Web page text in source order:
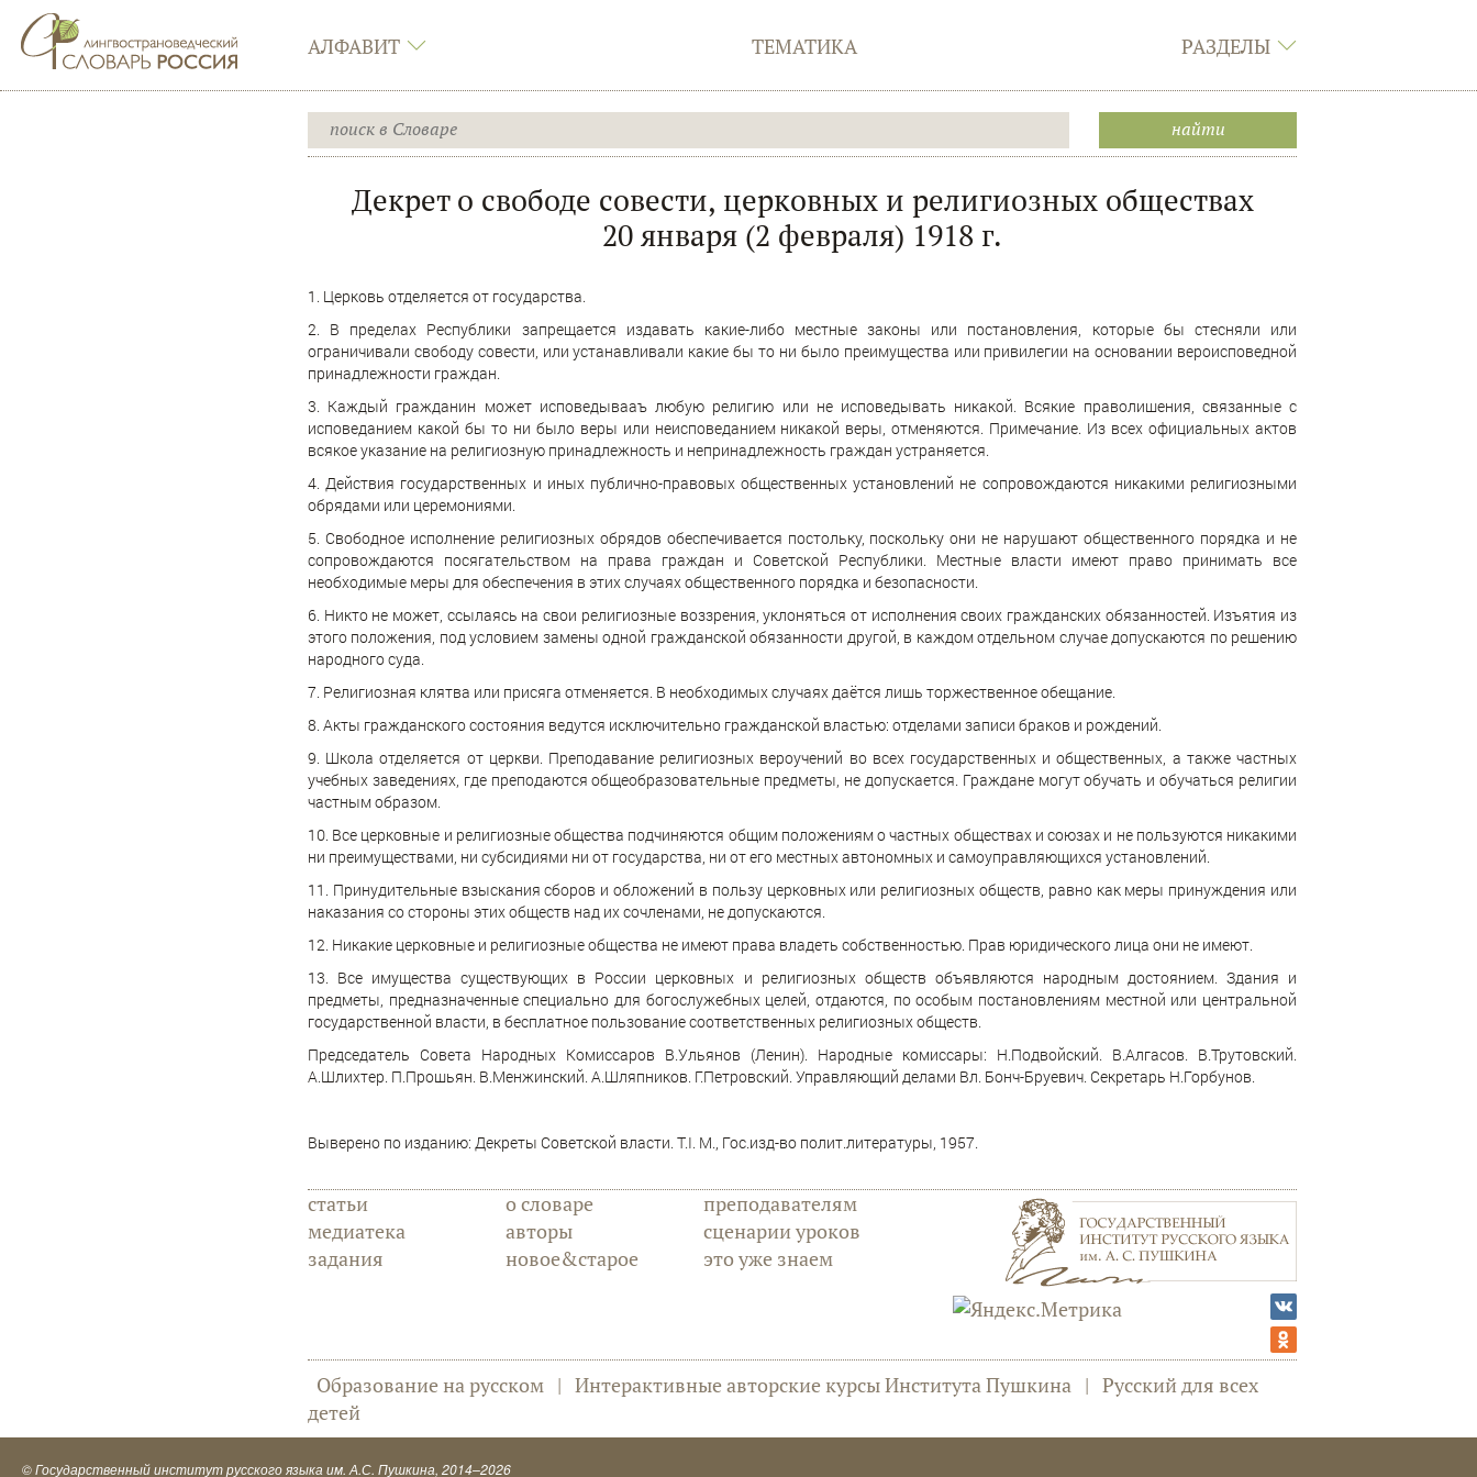
АЛФАВИТ ТЕМАТИКА РАЗДЕЛЫ
Декрет о свободе совести, церковных и религиозных обществах
20 января (2 февраля) 1918 г.
1. Церковь отделяется от государства.
2. В пределах Республики запрещается издавать какие-либо местные законы или постановления, которые бы стесняли или
ограничивали свободу совести, или устанавливали какие бы то ни было преимущества или привилегии на основании вероисповедной
принадлежности граждан.
3. Каждый гражданин может исповедывааъ любую религию или не исповедывать никакой. Всякие праволишения, связанные с
исповеданием какой бы то ни было веры или неисповеданием никакой веры, отменяются. Примечание. Из всех официальных актов
всякое указание на религиозную принадлежность и непринадлежность граждан устраняется.
4. Действия государственных и иных публично-правовых общественных установлений не сопровождаются никакими религиозными
обрядами или церемониями.
5. Свободное исполнение религиозных обрядов обеспечивается постольку, поскольку они не нарушают общественного порядка и не
сопровождаются посягательством на права граждан и Советской Республики. Местные власти имеют право принимать все
необходимые меры для обеспечения в этих случаях общественного порядка и безопасности.
6. Никто не может, ссылаясь на свои религиозные воззрения, уклоняться от исполнения своих гражданских обязанностей. Изъятия из
этого положения, под условием замены одной гражданской обязанности другой, в каждом отдельном случае допускаются по решению
народного суда.
7. Религиозная клятва или присяга отменяется. В необходимых случаях даётся лишь торжественное обещание.
8. Акты гражданского состояния ведутся исключительно гражданской властью: отделами записи браков и рождений.
9. Школа отделяется от церкви. Преподавание религиозных вероучений во всех государственных и общественных, а также частных
учебных заведениях, где преподаются общеобразовательные предметы, не допускается. Граждане могут обучать и обучаться религии
частным образом.
10. Все церковные и религиозные общества подчиняются общим положениям о частных обществах и союзах и не пользуются никакими
ни преимуществами, ни субсидиями ни от государства, ни от его местных автономных и самоуправляющихся установлений.
11. Принудительные взыскания сборов и обложений в пользу церковных или религиозных обществ, равно как меры принуждения или
наказания со стороны этих обществ над их сочленами, не допускаются.
12. Никакие церковные и религиозные общества не имеют права владеть собственностью. Прав юридического лица они не имеют.
13. Все имущества существующих в России церковных и религиозных обществ объявляются народным достоянием. Здания и
предметы, предназначенные специально для богослужебных целей, отдаются, по особым постановлениям местной или центральной
государственной власти, в бесплатное пользование соответственных религиозных обществ.
Председатель Совета Народных Комиссаров В.Ульянов (Ленин). Народные комиссары: Н.Подвойский. В.Алгасов. В.Трутовский.
А.Шлихтер. П.Прошьян. В.Менжинский. А.Шляпников. Г.Петровский. Управляющий делами Вл. Бонч-Бруевич. Секретарь Н.Горбунов.
Выверено по изданию: Декреты Советской власти. Т.I. М., Гос.изд-во полит.литературы, 1957.
статьи
медиатека
задания
о словаре
авторы
новое&старое
преподавателям
сценарии уроков
это уже знаем
Образование на русском | Интерактивные авторские курсы Института Пушкина | Русский для всех
детей
©Государственный институт русского языка им. А.С. Пушкина, 2014–2026